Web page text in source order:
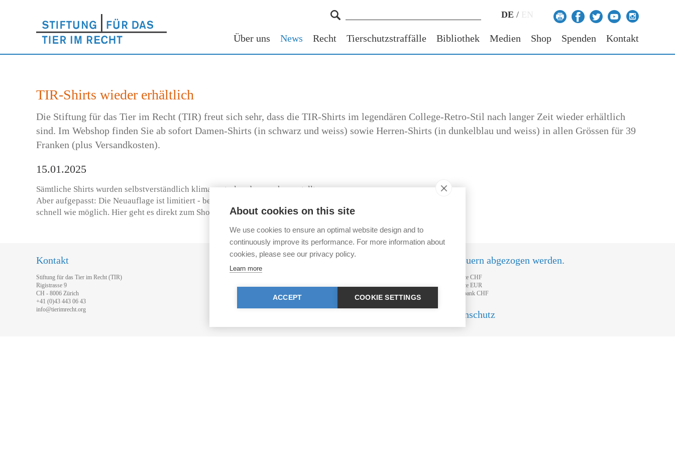
DE / EN
Über uns News Recht Tierschutzstraffälle Bibliothek Medien Shop Spenden Kontakt
TIR-Shirts wieder erhältlich
Die Stiftung für das Tier im Recht (TIR) freut sich sehr, dass die TIR-Shirts im legendären College-Retro-Stil nach langer Zeit wieder erhältlich
sind. Im Webshop finden Sie ab sofort Damen-Shirts (in schwarz und weiss) sowie Herren-Shirts (in dunkelblau und weiss) in allen Grössen für 39
Franken (plus Versandkosten).
15.01.2025
Sämtliche Shirts wurden selbstverständlich klimaneutral und vegan hergestellt.
Aber aufgepasst: Die Neuauflage ist limitiert - bestellen Sie Ihr TIR-Shirt also so
schnell wie möglich. Hier geht es direkt zum Shop:
https://shop.tierimrecht.org
Kontakt
Stiftung für das Tier im Recht (TIR)
Rigistrasse 9
CH - 8006 Zürich
+41 (0)43 443 06 43
info@tierimrecht.org
Ihre Spende kann von den Steuern abgezogen werden.
IBAN: CH17 0900 0000 8770 0700 7, PostFinance CHF
IBAN: CH39 0900 0000 9113 3025 5, PostFinance EUR
IBAN: CH22 8080 8001 5799 0350 4, Raiffeisenbank CHF
© TIR / Impressum und Datenschutz
About cookies on this site
We use cookies to ensure an optimal website design and to
continuously improve its performance. For more information about
cookies, please see our privacy policy.
Learn more
ACCEPT COOKIE SETTINGS